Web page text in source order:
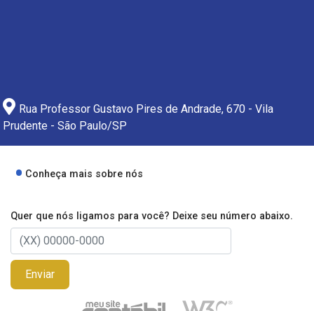
Rua Professor Gustavo Pires de Andrade, 670 - Vila
Prudente - São Paulo/SP
Conheça mais sobre nós
Quer que nós ligamos para você? Deixe seu número abaixo.
Enviar